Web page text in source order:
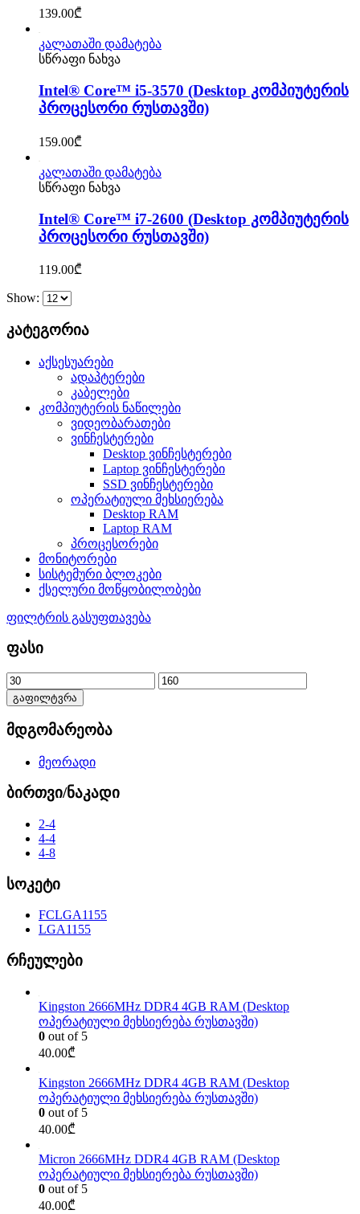
139.00₾
კალათაში დამატება
სწრაფი ნახვა
Intel® Core™ i5-3570 (Desktop კომპიუტერის
პროცესორი რუსთავში)
159.00₾
კალათაში დამატება
სწრაფი ნახვა
Intel® Core™ i7-2600 (Desktop კომპიუტერის
პროცესორი რუსთავში)
119.00₾
Show:
კატეგორია
აქსესუარები
ადაპტერები
კაბელები
კომპიუტერის ნაწილები
ვიდეობარათები
ვინჩესტერები
Desktop ვინჩესტერები
Laptop ვინჩესტერები
SSD ვინჩესტერები
ოპერატიული მეხსიერება
Desktop RAM
Laptop RAM
პროცესორები
მონიტორები
სისტემური ბლოკები
ქსელური მოწყობილობები
ფილტრის გასუფთავება
ფასი
გაფილტვრა
მდგომარეობა
მეორადი
ბირთვი/ნაკადი
2-4
4-4
4-8
სოკეტი
FCLGA1155
LGA1155
რჩეულები
Kingston 2666MHz DDR4 4GB RAM (Desktop
ოპერატიული მეხსიერება რუსთავში)
0 out of 5
40.00₾
Kingston 2666MHz DDR4 4GB RAM (Desktop
ოპერატიული მეხსიერება რუსთავში)
0 out of 5
40.00₾
Micron 2666MHz DDR4 4GB RAM (Desktop
ოპერატიული მეხსიერება რუსთავში)
0 out of 5
40.00₾